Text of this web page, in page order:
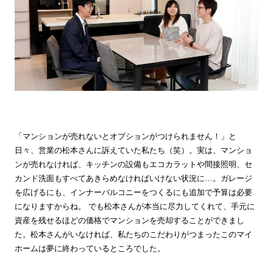
「マンションが売れないとオプションがつけられません！」と
日々、営業の松本さんに訴えていた私たち（笑）。実は、マンショ
ンが売れなければ、キッチンの設備もエコカラットや間接照明、セ
カンド洗面もすべてあきらめなければいけない状況に…。ガレージ
を広げるにも、インナーバルコニーをつくるにも追加で予算は必要
になりますからね。 でも松本さんが本当に尽力してくれて、手元に
資産を残せるほどの価格でマンションを売却することができまし
た。松本さんがいなければ、私たちのこだわりがつまったこのマイ
ホームは夢に終わっているところでした。